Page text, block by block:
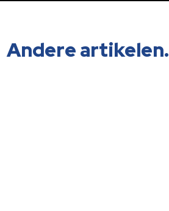
Andere artikelen.